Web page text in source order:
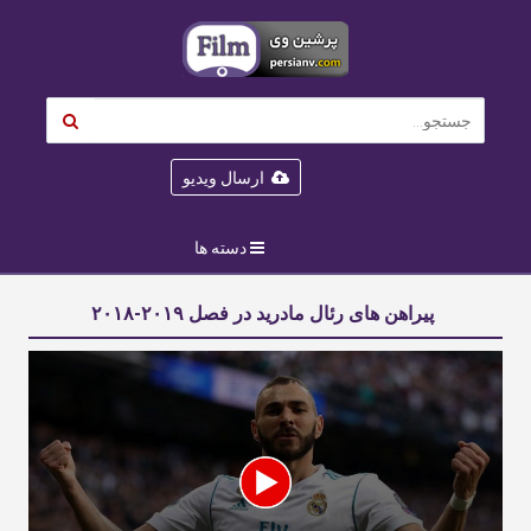
ارسال ویدیو
دسته ها
پیراهن های رئال مادرید در فصل ۲۰۱۹-۲۰۱۸